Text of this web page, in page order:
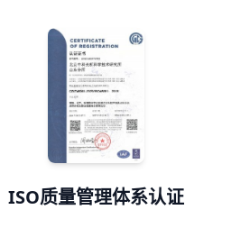
ISO质量管理体系认证